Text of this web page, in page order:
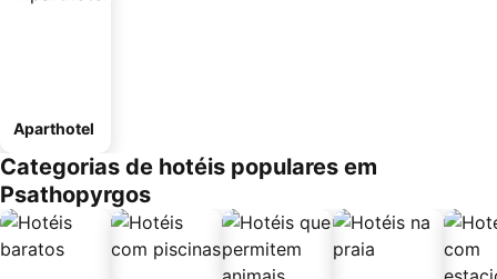
Aparthotel
Categorias de hotéis populares em
Psathopyrgos